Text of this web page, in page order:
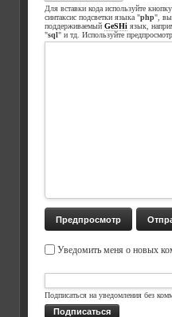
Для вставки кода используйте
синтаксис подсветки языка "php", вы
поддерживаемый GeSHi язык,
"sql" и тд. Используйте
Уведомить меня о новых
Подписаться на уведомления без
Подписаться